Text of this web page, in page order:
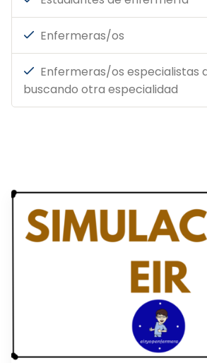
Enfermeras/os
Enfermeras/os especialistas
buscando otra especialidad